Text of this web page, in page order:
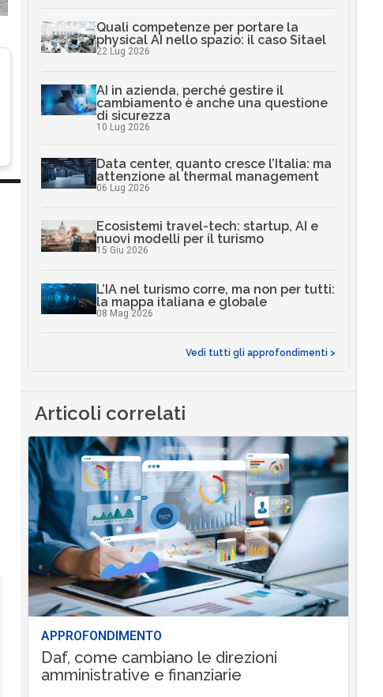
Quali competenze per portare la
physical AI nello spazio: il caso Sitael
22 Lug 2026
AI in azienda, perché gestire il
cambiamento è anche una questione
di sicurezza
10 Lug 2026
Data center, quanto cresce l’Italia: ma
attenzione al thermal management
06 Lug 2026
Ecosistemi travel-tech: startup, AI e
nuovi modelli per il turismo
15 Giu 2026
L’IA nel turismo corre, ma non per tutti:
la mappa italiana e globale
08 Mag 2026
Vedi tutti gli approfondimenti >
Articoli correlati
APPROFONDIMENTO
Daf, come cambiano le direzioni
amministrative e finanziarie